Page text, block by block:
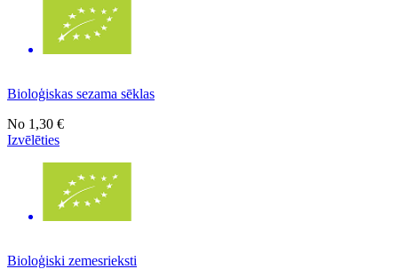
Bioloģiskas sezama sēklas
No 1,30 €
Izvēlēties
Bioloģiski zemesrieksti